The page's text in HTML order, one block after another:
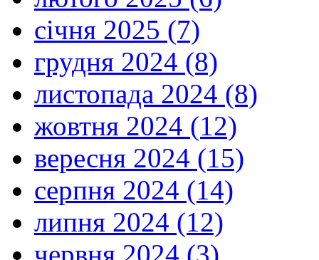
січня 2025 (7)
грудня 2024 (8)
листопада 2024 (8)
жовтня 2024 (12)
вересня 2024 (15)
серпня 2024 (14)
липня 2024 (12)
червня 2024 (3)